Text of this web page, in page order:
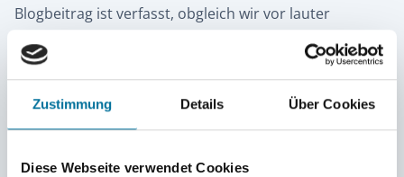
Zustimmung Details Über Cookies
Diese Webseite verwendet Cookies
Blogbeitrag ist verfasst, obgleich wir vor lauter
Erlebnissen gar keine Zeit haben, über unsere
Erlebnisse zu berichten ;-)
Infos zum Törn
Törn 2022/23
Törn 2024/25